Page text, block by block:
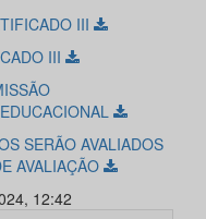
III
III
SERÃO AVALIADOS
AVALIAÇÃO
12:42